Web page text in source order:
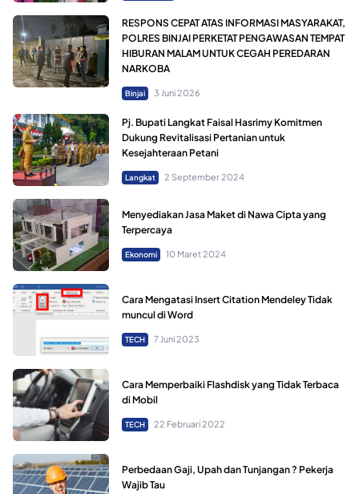
RESPONS CEPAT ATAS INFORMASI MASYARAKAT,
POLRES BINJAI PERKETAT PENGAWASAN TEMPAT
HIBURAN MALAM UNTUK CEGAH PEREDARAN
NARKOBA
Binjai 3 Juni 2026
Pj. Bupati Langkat Faisal Hasrimy Komitmen
Dukung Revitalisasi Pertanian untuk
Kesejahteraan Petani
Langkat 2 September 2024
Menyediakan Jasa Maket di Nawa Cipta yang
Terpercaya
Ekonomi 10 Maret 2024
Cara Mengatasi Insert Citation Mendeley Tidak
muncul di Word
TECH 7 Juni 2023
Cara Memperbaiki Flashdisk yang Tidak Terbaca
di Mobil
TECH 22 Februari 2022
Perbedaan Gaji, Upah dan Tunjangan ? Pekerja
Wajib Tau